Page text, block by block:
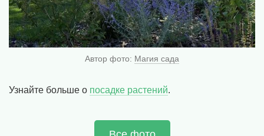
Автор фото: Магия сада
Узнайте больше о посадке растений.